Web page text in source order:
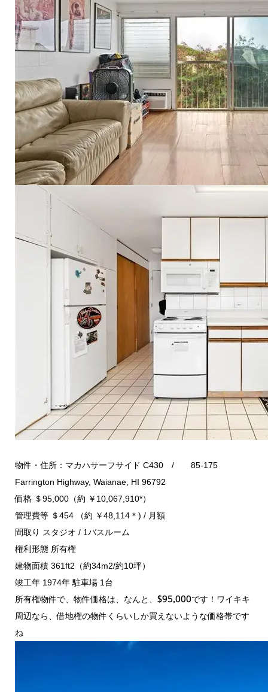
物件・住所：マカハサーフサイド C430 / 85-175
Farrington Highway, Waianae, HI 96792
価格 ＄95,000（約 ￥10,067,910*）
管理費等 ＄454 （約 ￥48,114＊) / 月額
間取り スタジオ / 1バスルーム
権利形態 所有権
建物面積 361ft2（約34m2/約10坪）
竣工年 1974年 駐車場 1台
所有権物件で、物件価格は、なんと、 $95,000です！ワイキキ
周辺なら、借地権の物件くらいしか買えないような価格帯です
ね